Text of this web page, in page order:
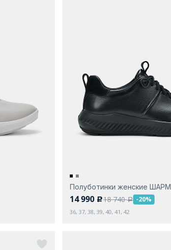
Полуботинки женские ШАРМ
14 990 c18 740a -20%
36, 37, 38, 39, 40, 41, 42